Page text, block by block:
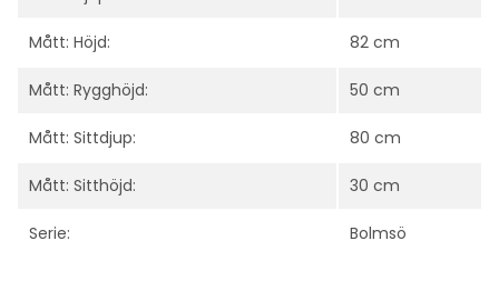
Mått: Höjd: 82 cm
Mått: Rygghöjd: 50 cm
Mått: Sittdjup: 80 cm
Mått: Sitthöjd: 30 cm
Serie: Bolmsö